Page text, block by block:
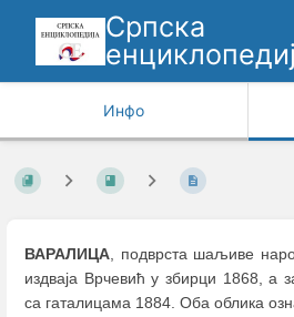
Српска
Инфо
ВАРАЛИЦА, подврста шаљиве
издваја Врчевић у збирци 1868, а
са гаталицама 1884. Оба облика